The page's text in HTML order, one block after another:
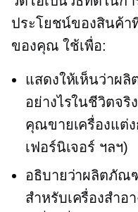
ประโยชน์ของสินค้
ของคุณ ใช้เพื่อ:
แสดงให้เห็นว่า
อย่างไรในชีวิตจริ
คุณขายเครื่องแต่ง
เฟอร์นิเจอร์ ฯลฯ)
อธิบายว่าผลิตภัณ
สำหรับเครื่องสำอ